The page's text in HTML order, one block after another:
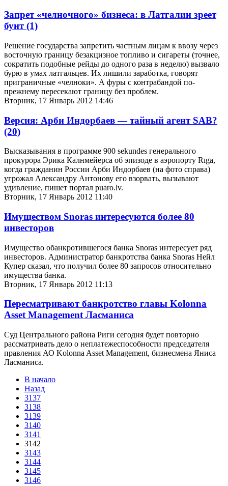
Запрет «челночного» бизнеса: в Латгалии зреет
бунт(1)
Решение государства запретить частным лицам к ввозу через
восточную границу безакцизное топливо и сигареты (точнее,
сократить подобные рейды до одного раза в неделю) вызвало
бурю в умах латгальцев. Их лишили заработка, говорят
приграничные «челноки». А фуры с контрабандой по-
прежнему пересекают границу без проблем.
Вторник, 17 Январь 2012 14:46
Версия: Арби Индорбаев — тайный агент SAB?
(20)
Высказывания в программе 900 sekundes генерального
прокурора Эрика Калнмейерса об эпизоде в аэропорту Rīga,
когда гражданин России Арби Индорбаев (на фото справа)
угрожал Александру Антонову его взорвать, вызывают
удивление, пишет портал puaro.lv.
Вторник, 17 Январь 2012 11:40
Имуществом Snoras интересуются более 80
инвесторов
Имущество обанкротившегося банка Snoras интересует ряд
инвесторов. Администратор банкротства банка Snoras Нейл
Купер сказал, что получил более 80 запросов относительно
имущества банка.
Вторник, 17 Январь 2012 11:13
Пересматривают банкротство главы Kolonna
Asset Management Ласманиса
Суд Центрального района Риги сегодня будет повторно
рассматривать дело о неплатежеспособности председателя
правления АО Kolonna Asset Management, бизнесмена Яниса
Ласманиса.
В начало
Назад
3137
3138
3139
3140
3141
3142
3143
3144
3145
3146